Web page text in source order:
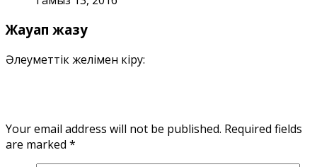
Жауап жазу
Әлеуметтік желімен кіру:
Your email address will not be published. Required fields
are marked *